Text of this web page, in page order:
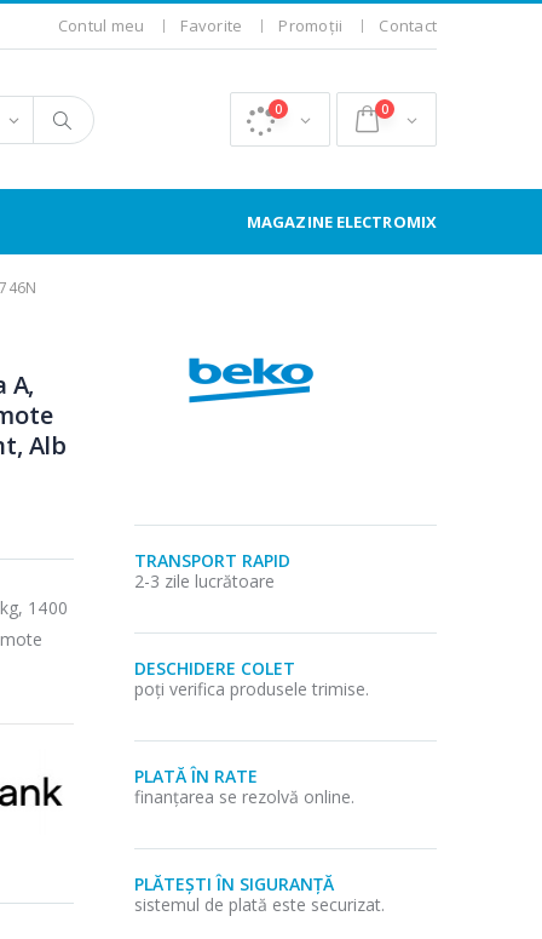
Contul meu Favorite Promoții Contact
0 0
MAGAZINE ELECTROMIX
A,
Alb
1400
TRANSPORT RAPID
2-3 zile lucrătoare
DESCHIDERE COLET
poți verifica produsele trimise.
PLATĂ ÎN RATE
finanțarea se rezolvă online.
PLĂTEȘTI ÎN SIGURANȚĂ
sistemul de plată este securizat.